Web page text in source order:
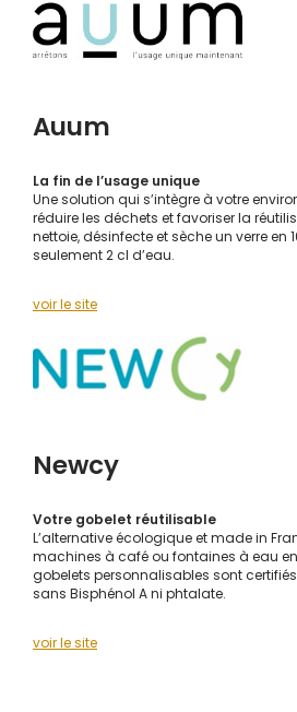
Auum
La fin de l’usage unique
Une solution qui s’intègre à votre
réduire les déchets et favoriser la
nettoie, désinfecte et sèche un verre en
seulement 2 cl d’eau.
voir le site
Newcy
Votre gobelet réutilisable
L’alternative écologique et made in
machines à café ou fontaines à eau en
gobelets personnalisables sont
sans Bisphénol A ni phtalate.
voir le site